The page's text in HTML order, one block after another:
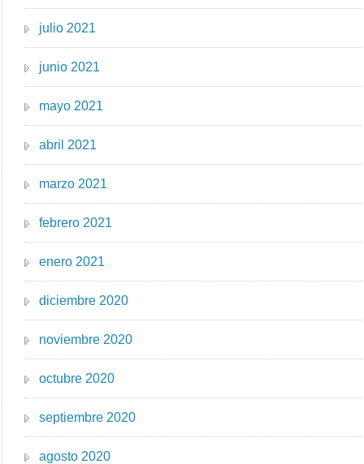
julio 2021
junio 2021
mayo 2021
abril 2021
marzo 2021
febrero 2021
enero 2021
diciembre 2020
noviembre 2020
octubre 2020
septiembre 2020
agosto 2020